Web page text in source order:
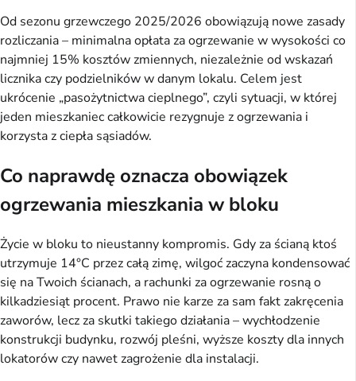
Od sezonu grzewczego 2025/2026 obowiązują nowe zasady
rozliczania – minimalna opłata za ogrzewanie w wysokości co
najmniej 15% kosztów zmiennych, niezależnie od wskazań
licznika czy podzielników w danym lokalu. Celem jest
ukrócenie „pasożytnictwa cieplnego”, czyli sytuacji, w której
jeden mieszkaniec całkowicie rezygnuje z ogrzewania i
korzysta z ciepła sąsiadów.
Co naprawdę oznacza obowiązek
ogrzewania mieszkania w bloku
Życie w bloku to nieustanny kompromis. Gdy za ścianą ktoś
utrzymuje 14°C przez całą zimę, wilgoć zaczyna kondensować
się na Twoich ścianach, a rachunki za ogrzewanie rosną o
kilkadziesiąt procent. Prawo nie karze za sam fakt zakręcenia
zaworów, lecz za skutki takiego działania – wychłodzenie
konstrukcji budynku, rozwój pleśni, wyższe koszty dla innych
lokatorów czy nawet zagrożenie dla instalacji.